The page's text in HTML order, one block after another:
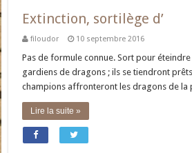
Extinction, sortilège d’
filoudor 10 septembre 2016
Pas de formule connue. Sort pour
gardiens de dragons ; ils se tiendront
champions affronteront les dragons de la
Lire la suite »